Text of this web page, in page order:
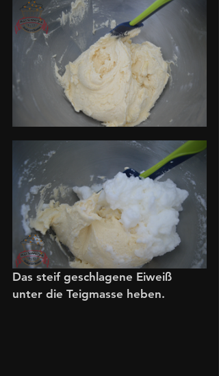
Das steif geschlagene Eiweiß
unter die Teigmasse heben.